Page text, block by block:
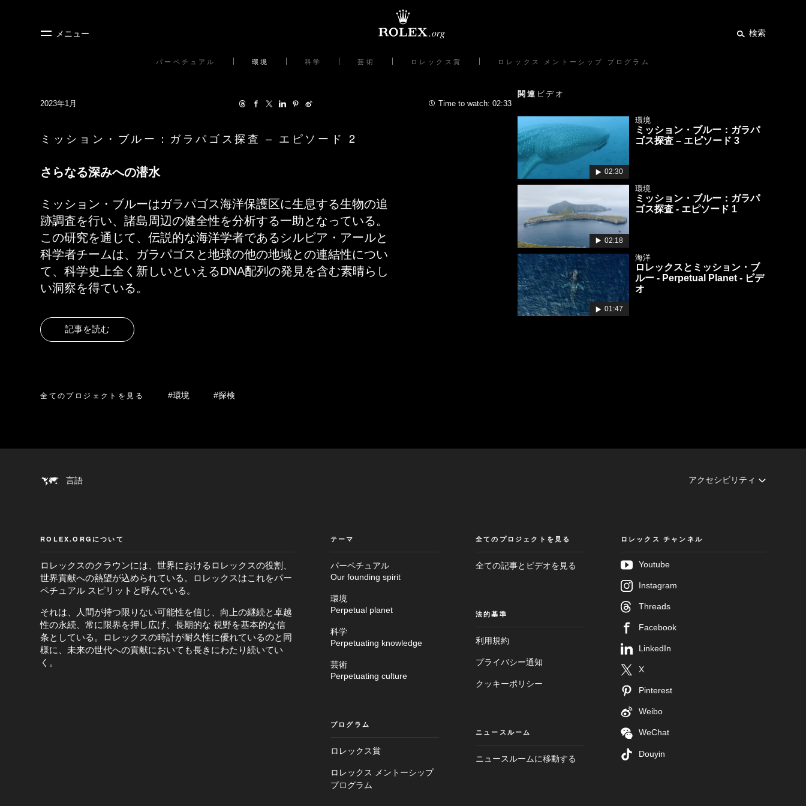
メ
フ
メニュー 検索
パーペチュアル 環境 科学 芸術 ロレックス賞 ロレックス メントーシップ プログラム
2023年1月 Time to watch: 02:33
ミッション・ブルー：ガラパゴス探査 – エピソード 2
さらなる深みへの潜水
ミッション・ブルーはガラパゴス海洋保護区に生息する生物の追
跡調査を行い、諸島周辺の健全性を分析する一助となっている。
この研究を通じて、伝説的な海洋学者であるシルビア・アールと
科学者チームは、ガラパゴスと地球の他の地域との連結性につい
て、科学史上全く新しいといえるDNA配列の発見を含む素晴らし
い洞察を得ている。
記事を読む
関連 ビデオ
02:30
環境
ミッション・ブルー：ガラパ
ゴス探査 – エピソード 3
02:18
環境
ミッション・ブルー：ガラパ
ゴス探査 - エピソード 1
01:47
海洋
ロレックスとミッション・ブ
ルー - Perpetual Planet - ビデ
オ
全てのプロジェクトを見る #環境 #探検
言語 アクセシビリティ
ROLEX.ORGについて
ロレックスのクラウンには、世界におけるロレックスの役割、
世界貢献への熱望が込められている。ロレックスはこれをパー
ペチュアル スピリットと呼んでいる。
それは、人間が持つ限りない可能性を信じ、向上の継続と卓越
性の永続、常に限界を押し広げ、長期的な 視野を基本的な信
条としている。ロレックスの時計が耐久性に優れているのと同
様に、未来の世代への貢献においても長きにわたり続いてい
く。
テーマ
パーペチュアル
Our founding spirit
環境
Perpetual planet
科学
Perpetuating knowledge
芸術
Perpetuating culture
プログラム
ロレックス賞
ロレックス メントーシップ
プログラム
全てのプロジェクトを見る
全ての記事とビデオを見る
法的基準
利用規約
プライバシー通知
クッキーポリシー
ニュースルーム
ニュースルームに移動する
ロレックス チャンネル
Youtube
Instagram
Threads
Facebook
LinkedIn
X
Pinterest
Weibo
WeChat
Douyin